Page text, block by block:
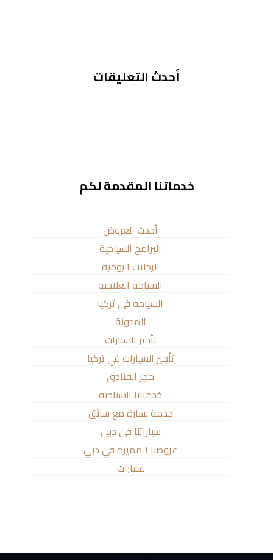
أحدث التعليقات
خدماتنا المقدمة لكم
أحدث العروض
البرامج السياحية
الرحلات اليومية
السياحة العلاجية
السياحة في تركيا
المدونة
تأجير السيارات
تأجير السيارات في تركيا
حجز الفنادق
خدماتنا السياحية
خدمة سيارة مع سائق
سياراتنا في دبي
عروضنا المميزة في دبي
عقارات